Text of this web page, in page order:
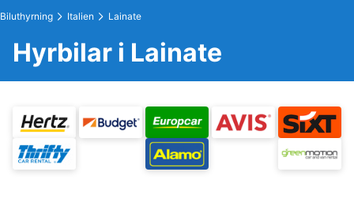
Biluthyrning Italien Lainate
Hyrbilar i Lainate